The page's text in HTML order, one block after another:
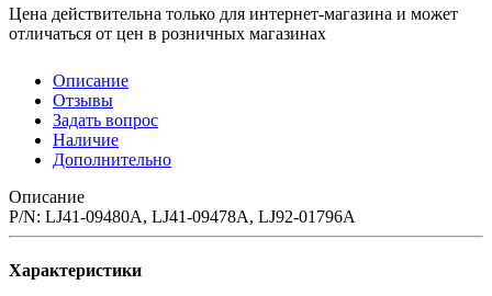
Цена действительна только для интернет-магазина и может
отличаться от цен в розничных магазинах
Описание
Отзывы
Задать вопрос
Наличие
Дополнительно
Описание
P/N: LJ41-09480A, LJ41-09478A, LJ92-01796A
Характеристики